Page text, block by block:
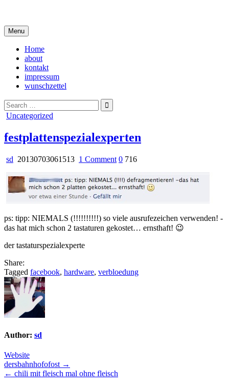
content
Menu
Home
about
kontakt
impressum
wunschzettel
Search
for:
Posted
Uncategorized
festplattenspezialexperten
sd 20130703061513 1 Commenton
0 716
ps: tipp: NIEMALS (!!!!!!!!!!) so viele ausrufezeichen verwenden! -
das hat mich schon 2 tastaturen gekostet… ernsthaft! 😉
der tastaturspezialexperte
Share:
Tagged facebook, hardware, verbloedung
Author: sd
Website
Post
navigation
dersbahnhofofost →
← chili mit fleisch mal ohne fleisch